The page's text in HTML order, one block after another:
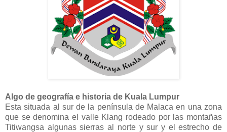
Algo de geografía e historia de Kuala Lumpur
Esta situada al sur de la península de Malaca en una zona
que se denomina el valle Klang rodeado por las montañas
Titiwangsa algunas sierras al norte y sur y el estrecho de